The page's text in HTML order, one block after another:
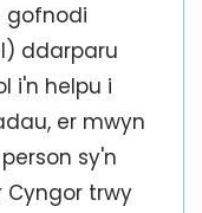
gofnodi
ddarparu
i'n helpu i
er mwyn
sy'n
trwy